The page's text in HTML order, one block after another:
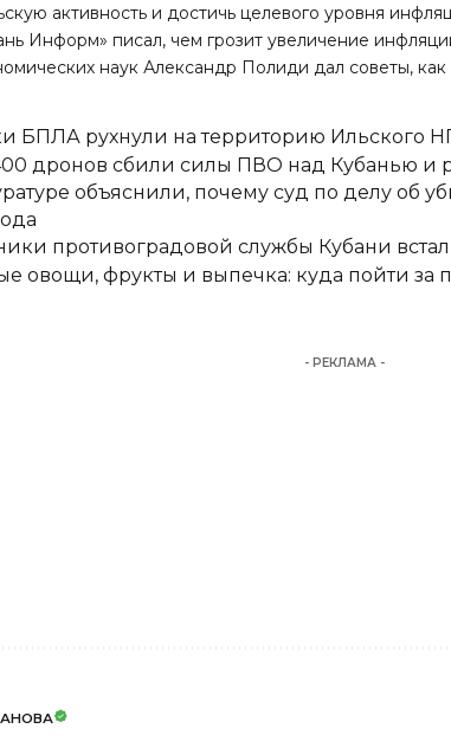
активность и достичь целевого уровня
Информ» писал, чем грозит увеличение
наук Александр Полиди дал советы, как
БПЛА рухнули на территорию Ильского
дронов сбили силы ПВО над Кубанью и
объяснили, почему суд по делу об
противоградовой службы Кубани
овощи, фрукты и выпечка: куда пойти за
- РЕКЛАМА -